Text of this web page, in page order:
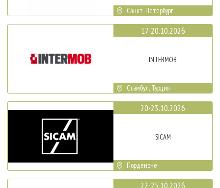
Санкт-Петербург
17-20.10.2026
INTERMOB
Стамбул, Турция
20-23.10.2026
SICAM
Порденоне
22-25.10.2026